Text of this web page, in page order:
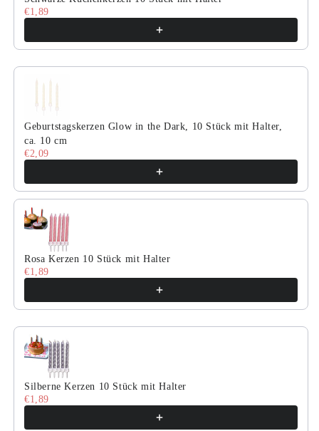
€1,89
Geburtstagskerzen Glow in the Dark, 10 Stück mit Halter,
ca. 10 cm
€2,09
Rosa Kerzen 10 Stück mit Halter
€1,89
Silberne Kerzen 10 Stück mit Halter
€1,89